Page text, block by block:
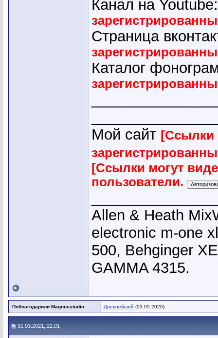
Канал на
Страница
Каталог
Мой сайт [Ссылки
[Ссылки могут
пользователи.
Allen & Heath
electronic m-one
500, Behginger
GAMMA 4315.
Поблагодарили Magnusstudio: Древнейший (03.05.2020)
31.03.2021, 22:01